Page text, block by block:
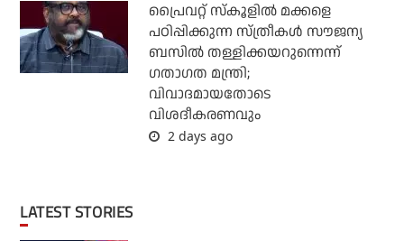
പ്രൈവറ്റ് സ്‌കൂളില്‍ മക്കളെ
പഠിപ്പിക്കുന്ന സ്ത്രീകള്‍ സൗജന്യ
ബസില്‍ തള്ളിക്കയറുന്നെന്ന്
ഗതാഗത മന്ത്രി;
വിവാദമായതോടെ
വിശദീകരണവും
2 days ago
LATEST STORIES